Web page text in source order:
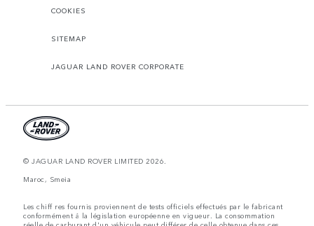
COOKIES
SITEMAP
JAGUAR LAND ROVER CORPORATE
© JAGUAR LAND ROVER LIMITED 2026.
Maroc, Smeia
Les chiff res fournis proviennent de tests officiels effectués par le fabricant
conformément å la législation européenne en vigueur. La consommation